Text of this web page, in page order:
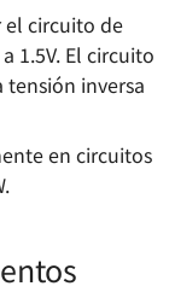
el circuito de
1.5V. El circuito
inversa
en circuitos